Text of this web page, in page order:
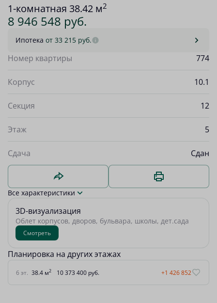
1-комнатная 38.42 м2
8 946 548 руб.
Ипотека от 33 215 руб.
Номер квартиры 774
Корпус 10.1
Секция 12
Этаж 5
Сдача Сдан
Все характеристики
3D-визуализация
Облет корпусов, дворов, бульвара, школы, дет.сада
Смотреть
Планировка на других этажах
6 эт. 38.4 м2 10 373 400 руб. +1 426 852